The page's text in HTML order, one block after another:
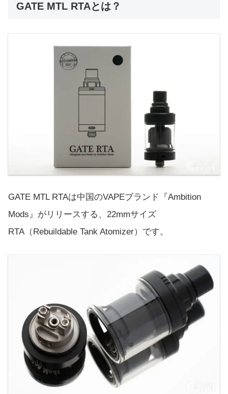
GATE MTL RTAとは？
GATE MTL RTAは中国のVAPEブランド『Ambition
Mods』がリリースする、22mmサイズ
RTA（Rebuildable Tank Atomizer）です。